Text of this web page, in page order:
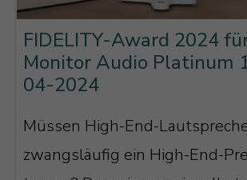
FIDELITY-Award 2024
Monitor Audio Platinum
04-2024
Müssen High-End-
zwangsläufig ein High-End-